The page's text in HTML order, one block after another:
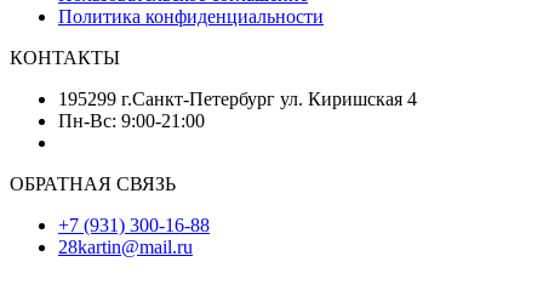
Политика конфиденциальности
КОНТАКТЫ
195299 г.Санкт-Петербург ул. Киришская 4
Пн-Вс: 9:00-21:00
ОБРАТНАЯ СВЯЗЬ
+7 (931) 300-16-88
28kartin@mail.ru